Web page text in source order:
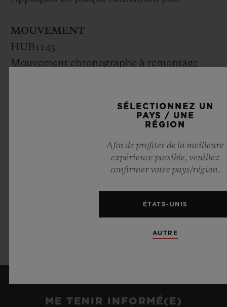
MOUVEMENT
HUB1143
Mouvement chronographe à remontage
Réserve de marche : 42 heures
BRACELET ET BOUCLE
Bracelet en caoutchouc strié, couleur
ME TENIR INFORMÉ(E)
SÉLECTIONNEZ UN
PAYS / UNE
RÉGION
Afin de profiter de la meilleure
expérience possible, veuillez
confirmer votre pays/région.
ÉTATS-UNIS
AUTRE